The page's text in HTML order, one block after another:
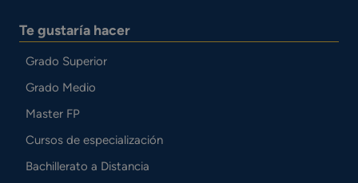
Te gustaría hacer
Grado Superior
Grado Medio
Master FP
Cursos de especialización
Bachillerato a Distancia